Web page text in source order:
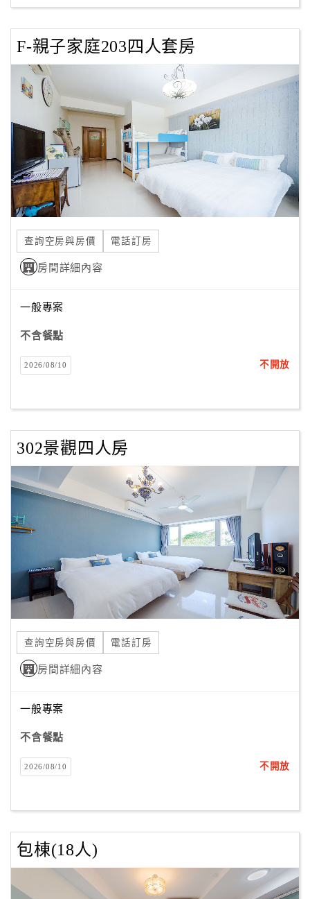
F-親子家庭203四人套房
查詢空房與房價 電話訂房
房間詳細內容
一般專案
不含餐點
2026/08/10 不開放
302景觀四人房
查詢空房與房價 電話訂房
房間詳細內容
一般專案
不含餐點
2026/08/10 不開放
包棟(18人)